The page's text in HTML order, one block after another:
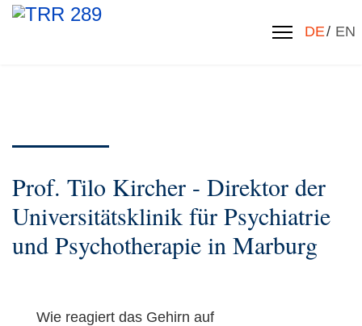
DE EN
Prof. Tilo Kircher - Direktor der
Universitätsklinik für Psychiatrie
und Psychotherapie in Marburg
Wie reagiert das Gehirn auf